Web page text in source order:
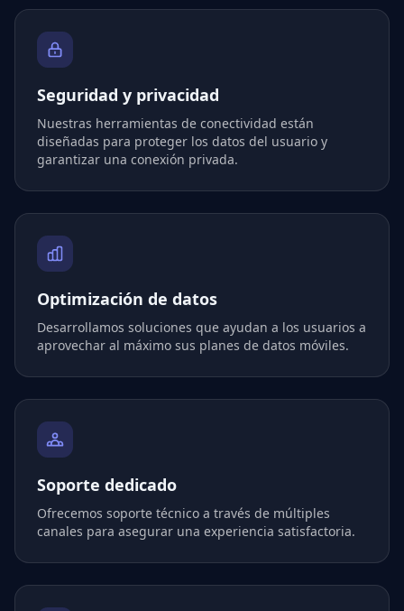
Seguridad y privacidad
Nuestras herramientas de conectividad están
diseñadas para proteger los datos del usuario y
garantizar una conexión privada.
Optimización de datos
Desarrollamos soluciones que ayudan a los usuarios a
aprovechar al máximo sus planes de datos móviles.
Soporte dedicado
Ofrecemos soporte técnico a través de múltiples
canales para asegurar una experiencia satisfactoria.